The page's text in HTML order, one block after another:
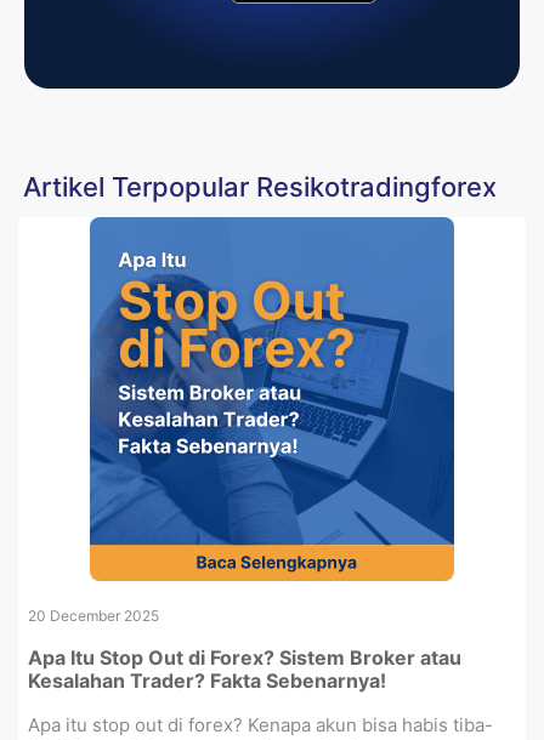
Artikel Terpopular Resikotradingforex
20 December 2025
Apa Itu Stop Out di Forex? Sistem Broker atau
Kesalahan Trader? Fakta Sebenarnya!
Apa itu stop out di forex? Kenapa akun bisa habis tiba-